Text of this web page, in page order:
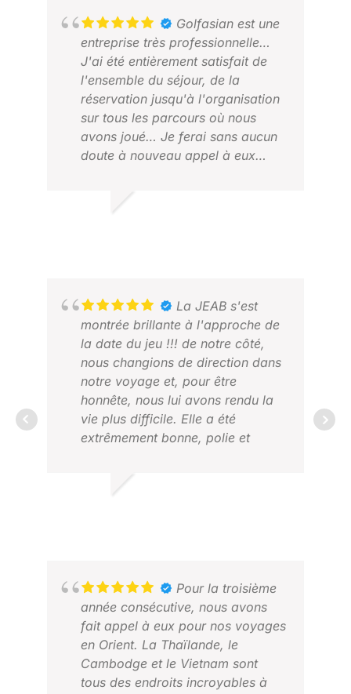
Golfasian est une
entreprise très professionnelle…
J'ai été entièrement satisfait de
l'ensemble du séjour, de la
réservation jusqu'à l'organisation
sur tous les parcours où nous
avons joué… Je ferai sans aucun
doute à nouveau appel à eux…
JAJA.
La JEAB s'est
montrée brillante à l'approche de
la date du jeu !!! de notre côté,
nous changions de direction dans
notre voyage et, pour être
honnête, nous lui avons rendu la
vie plus difficile. Elle a été
extrêmement bonne, polie et
employée fantastique. Excellente
Pour la troisième
année consécutive, nous avons
fait appel à eux pour nos voyages
en Orient. La Thaïlande, le
Cambodge et le Vietnam sont
tous des endroits incroyables à